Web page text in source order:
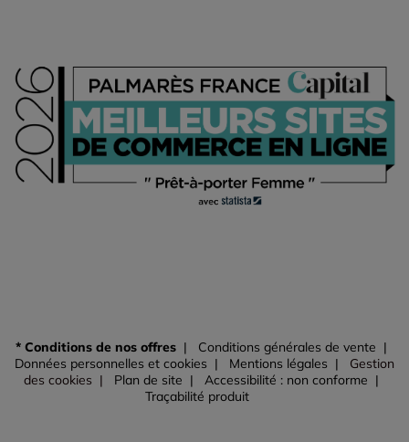
* Conditions de nos offres
Conditions générales de vente
Données personnelles et cookies
Mentions légales
Gestion
des cookies
Plan de site
Accessibilité : non conforme
Traçabilité produit